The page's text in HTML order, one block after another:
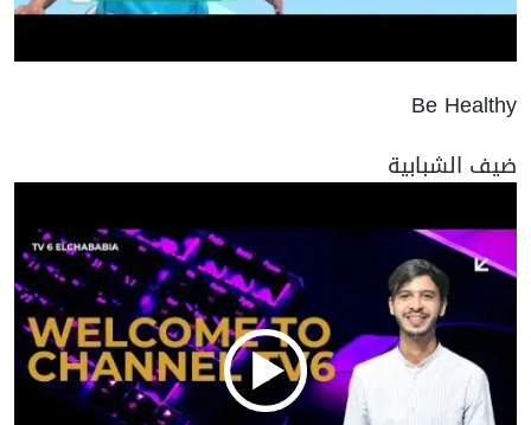
Be Healthy
ضيف الشبابية